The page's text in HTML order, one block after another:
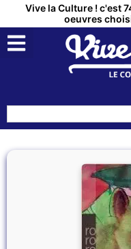
Vive la Culture ! c'est
oeuvres